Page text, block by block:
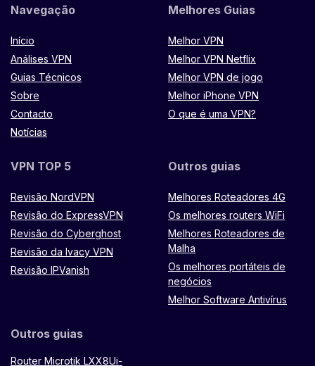
Navegação
Início
Análises VPN
Guias Técnicos
Sobre
Contacto
Notícias
Melhores Guias
Melhor VPN
Melhor VPN Netflix
Melhor VPN de jogo
Melhor iPhone VPN
O que é uma VPN?
VPN TOP 5
Revisão NordVPN
Revisão do ExpressVPN
Revisão do Cyberghost
Revisão da Ivacy VPN
Revisão IPVanish
Outros guias
Melhores Roteadores 4G
Os melhores routers WiFi
Melhores Roteadores de
Malha
Os melhores portáteis de
negócios
Melhor Software Antivírus
Outros guias
Router Microtik LXX8Ui-